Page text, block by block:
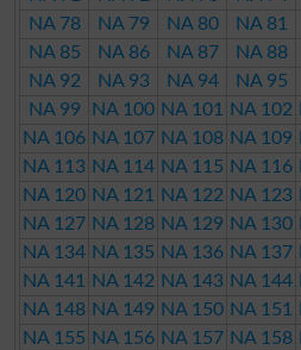
NA 78
NA 79 NA 80 NA 81
NA 85
NA 86 NA 87 NA 88
NA 92
NA 93 NA 94 NA 95
NA 99
NA 100 NA 101 NA 102
NA 106 NA 107 NA 108 NA 109
NA 113 NA 114 NA 115 NA 116
NA 120 NA 121 NA 122 NA 123
NA 127 NA 128 NA 129 NA 130
NA 134 NA 135 NA 136 NA 137
NA 141
NA 142 NA 143 NA 144
NA 148 NA 149 NA 150 NA 151
NA 155 NA 156 NA 157 NA 158